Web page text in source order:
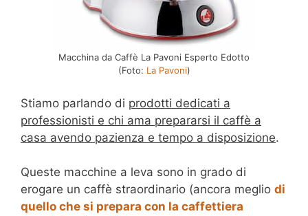
Macchina da Caffè La Pavoni Esperto Edotto
(Foto: La Pavoni)
Stiamo parlando di prodotti dedicati a
professionisti e chi ama prepararsi il caffè a
casa avendo pazienza e tempo a disposizione.
Queste macchine a leva sono in grado di
erogare un caffè straordinario (ancora meglio di
quello che si prepara con la caffettiera